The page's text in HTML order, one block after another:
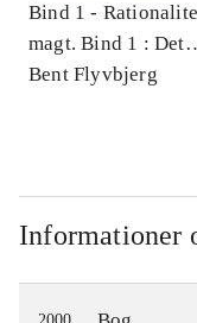
Bind 1 -
magt. Bind 1 : Det
konkretes videnskab
Bent Flyvbjerg
Informationer